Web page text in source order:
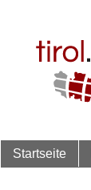
Startseite